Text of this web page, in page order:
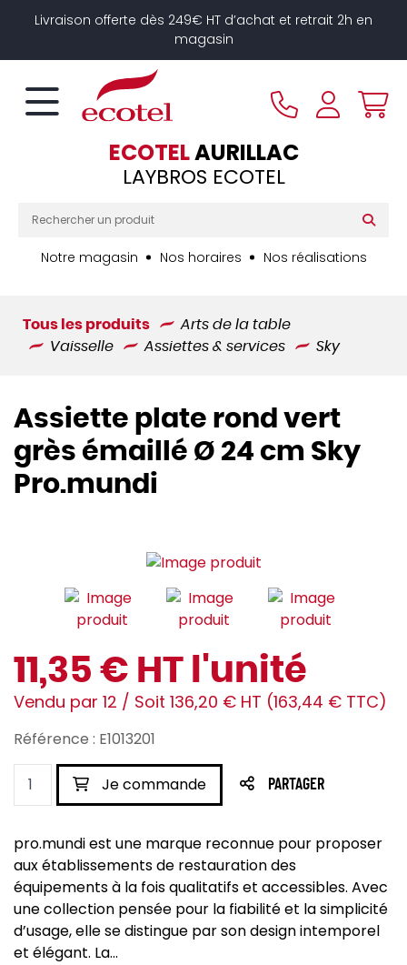
Livraison offerte dès 249€ HT d’achat et retrait 2h en
magasin
ECOTELAURILLAC
LAYBROS ECOTEL
Notre magasin Nos horaires Nos réalisations
Tous les produits
Arts de la table
Vaisselle
Assiettes & services Sky
Assiette plate rond vert
grès émaillé Ø 24 cm Sky
Pro.mundi
11,35 € HT l'unité
Vendu par 12 / Soit 136,20 € HT (163,44 € TTC)
Référence : E1013201
Je commande PARTAGER
pro.mundi est une marque reconnue pour proposer
aux établissements de restauration des
équipements à la fois qualitatifs et accessibles. Avec
une collection pensée pour la fiabilité et la simplicité
d’usage, elle se distingue par son design intemporel
et élégant. La...
Panneau de gestion des cookies